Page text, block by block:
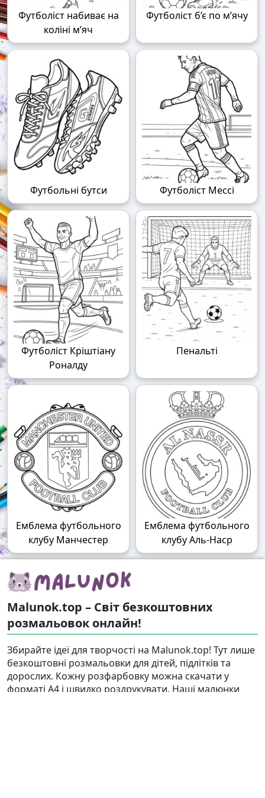
Футболіст набиває на
коліні м’яч
Футболіст б’є по м’ячу
Футбольні бутси Футболіст Мессі
Футболіст Кріштіану
Роналду
Пенальті
Емблема футбольного
клубу Манчестер
Емблема футбольного
клубу Аль-Наср
Malunok.top – Світ безкоштовних
розмальовок онлайн!
Збирайте ідеї для творчості на Malunok.top! Тут лише
безкоштовні розмальовки для дітей, підлітків та
дорослих. Кожну розфарбовку можна скачати у
форматі А4 і швидко роздрукувати. Наші малюнки